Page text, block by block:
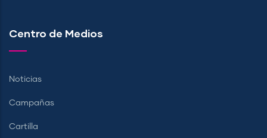
Centro de Medios
Noticias
Campañas
Cartilla